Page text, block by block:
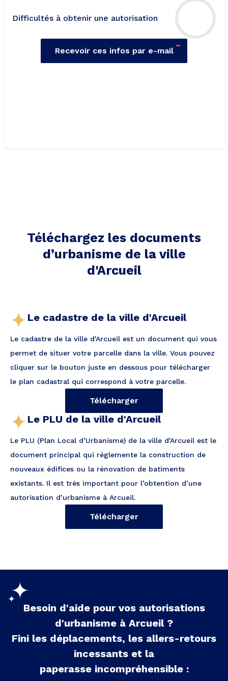
Difficultés à obtenir une autorisation
-
Recevoir ces infos par e-mail
Téléchargez les documents
d’urbanisme de la ville
d'Arcueil
Le cadastre de la ville d'Arcueil
Le cadastre de la ville d'Arcueil est un document qui vous
permet de situer votre parcelle dans la ville. Vous pouvez
cliquer sur le bouton juste en dessous pour télécharger
le plan cadastral qui correspond à votre parcelle.
Télécharger
Le PLU de la ville d'Arcueil
Le PLU (Plan Local d’Urbanisme) de la ville d'Arcueil est le
document principal qui réglemente la construction de
nouveaux édifices ou la rénovation de batiments
existants. Il est très important pour l’obtention d’une
autorisation d’urbanisme à Arcueil.
Télécharger
Besoin d'aide pour vos autorisations
d'urbanisme à Arcueil?
Fini les déplacements, les allers-retours
incessants et la
paperasse incompréhensible :